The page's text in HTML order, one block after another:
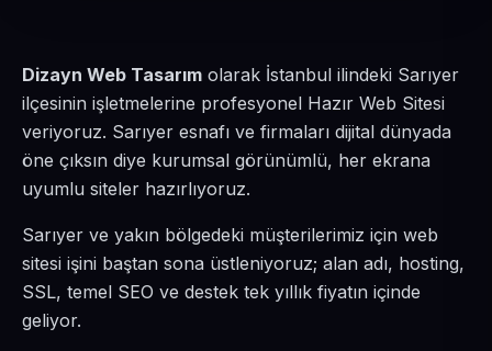
Dizayn Web Tasarım olarak İstanbul ilindeki Sarıyer
ilçesinin işletmelerine profesyonel Hazır Web Sitesi
veriyoruz. Sarıyer esnafı ve firmaları dijital dünyada
öne çıksın diye kurumsal görünümlü, her ekrana
uyumlu siteler hazırlıyoruz.
Sarıyer ve yakın bölgedeki müşterilerimiz için web
sitesi işini baştan sona üstleniyoruz; alan adı, hosting,
SSL, temel SEO ve destek tek yıllık fiyatın içinde
geliyor.